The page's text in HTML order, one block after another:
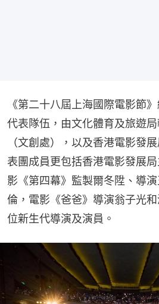
《第二十八屆上海國際電影節
代表隊伍，由文化體育及旅遊
（文創處），以及香港電影發
表團成員更包括香港電影發展
影《第四幕》監製爾冬陞、導
倫，電影《爸爸》導演翁子光
位新生代導演及演員。